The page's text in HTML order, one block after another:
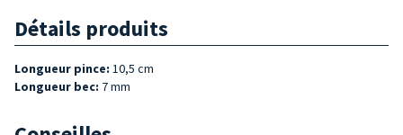
Détails produits
Longueur pince: 10,5 cm
Longueur bec: 7 mm